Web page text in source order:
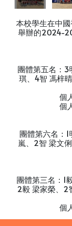
本校學生在中
舉辦的2024-
團體第五名：3
琪、4智 馮梓
個
個
團體第六名：
嵐、2智 梁文
團體第三名：1
2毅 梁家榮、2
個